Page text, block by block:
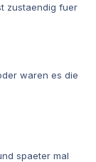
zustaendig fuer
waren es die
spaeter mal